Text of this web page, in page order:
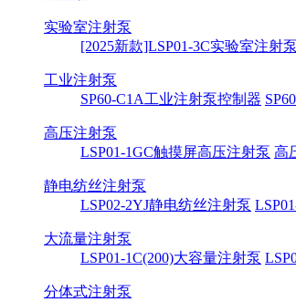
实验室注射泵
[2025新款]LSP01-3C实验室注射
工业注射泵
SP60-C1A工业注射泵控制器
高压注射泵
LSP01-1GC触摸屏高压注射泵 高
静电纺丝注射泵
LSP02-2YJ静电纺丝注射泵
大流量注射泵
LSP01-1C(200)大容量注射泵
分体式注射泵